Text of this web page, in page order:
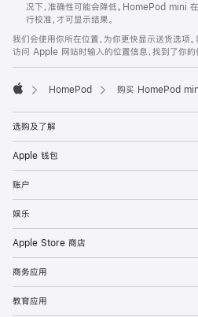
况下，准确性可能会降低。HomePod mini
行校准，才可显示结果。
我们会使用你所在位置，为你更快显示送货选项
访问 Apple 网站时输入的位置信息，找到了你的
HomePod 购买 HomePod
选购及了解
Apple 钱包
账户
娱乐
Apple Store 商店
商务应用
教育应用